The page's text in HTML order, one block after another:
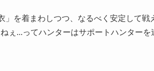
」を着まわしつつ、なるべく安定して戦
ぇ...ってハンターはサポートハンター